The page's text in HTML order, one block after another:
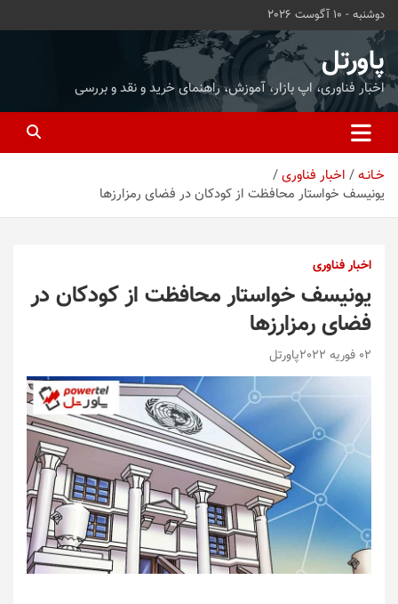
محتوا
بروید
دوشنبه - 10 آگوست 2026
پاورتل
اخبار فناوری، اپ بازار، آموزش، راهنمای خرید و نقد و بررسی
خـانـه
اخبار فناوری
یونیسف خواستار محافظت از کودکان در فضای رمزارزها
اخبار فناوری
یونیسف خواستار محافظت از کودکان در
فضای رمزارزها
02 فوریه 2022 پاورتل